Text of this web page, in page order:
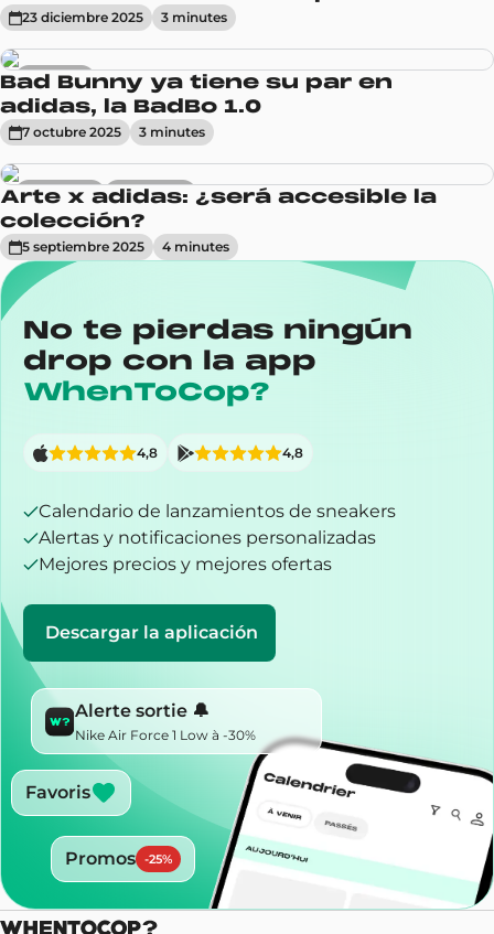
23 diciembre 2025 3 minutes
Sneakers
Bad Bunny ya tiene su par en
adidas, la BadBo 1.0
7 octubre 2025 3 minutes
Actualidad Tendencias
Arte x adidas: ¿será accesible la
colección?
5 septiembre 2025 4 minutes
No te pierdas ningún
drop con la app
WhenToCop?
Calendario de lanzamientos de sneakers
Alertas y notificaciones personalizadas
Mejores precios y mejores ofertas
Descargar la aplicación
4,8 4,8
Alerte sortie 🔔
Nike Air Force 1 Low à -30%
Favoris
Promos -25%